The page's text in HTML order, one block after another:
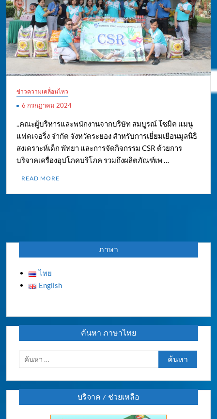
ข่าวความเคลื่อนไหว
6 กรกฎาคม 2024
..คณะผู้บริหารและพนักงานจากบริษัท สมบูรณ์ โซมิค แมนู
แฟคเจอริ่ง จำกัด จังหวัดระยอง สำหรับการเยี่ยมเยือนมูลนิธิ
สงเคราะห์เด็ก พัทยา และการจัดกิจกรรม CSR ด้วยการ
บริจาคเครื่องอุปโภคบริโภค รวมถึงผลิตภัณฑ์เพ …
READ MORE
ภาษา
ไทย
English
ค้นหา ภาษาไทย
ค้นหา
สำหรับ:
บริจาค / ช่วยเหลือ